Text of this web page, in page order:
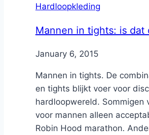
Hardloopkleding
Mannen in tights: is dat
ByNicole
January 6, 2015
Mannen in tights. De
en tights blijkt voer voor
hardloopwereld. Sommigen
voor mannen alleen
Robin Hood marathon.